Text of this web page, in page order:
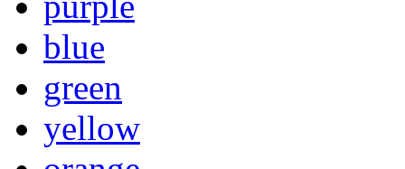
blue
green
yellow